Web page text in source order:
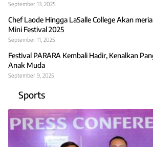
September 13, 2025
Chef Laode Hingga LaSalle College Akan
Mini Festival 2025
September 11, 2025
Festival PARARA Kembali Hadir, Kenalkan
Anak Muda
September 9, 2025
Sports